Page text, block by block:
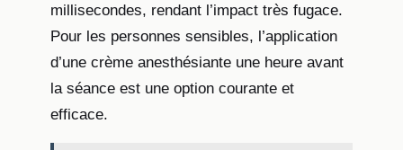
millisecondes, rendant l’impact très fugace.
Pour les personnes sensibles, l’application
d’une crème anesthésiante une heure avant
la séance est une option courante et
efficace.